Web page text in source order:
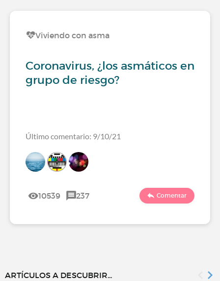
Viviendo con asma
Coronavirus, ¿los asmáticos en
grupo de riesgo?
Último comentario: 9/10/21
10539 237 Comentar
ARTÍCULOS A DESCUBRIR...